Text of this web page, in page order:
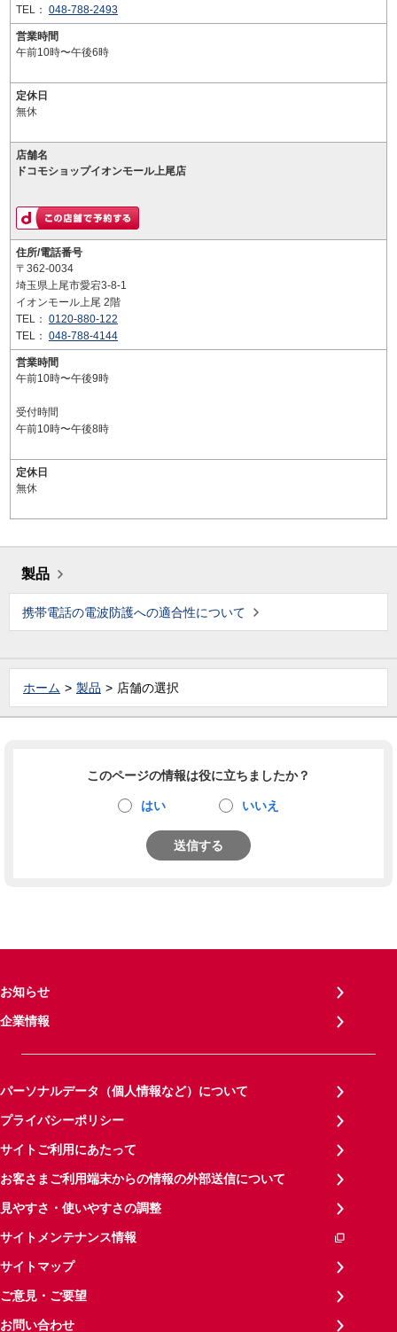
TEL： 048-788-2493
営業時間
午前10時〜午後6時
定休日
無休
店舗名
ドコモショップイオンモール上尾店
住所/電話番号
〒362-0034
埼玉県上尾市愛宕3-8-1
イオンモール上尾 2階
TEL： 0120-880-122
TEL： 048-788-4144
営業時間
午前10時〜午後9時
受付時間
午前10時〜午後8時
定休日
無休
製品
携帯電話の電波防護への適合性について
ホーム 製品 店舗の選択
このページの情報は役に立ちましたか？
はい いいえ
送信する
お知らせ
企業情報
パーソナルデータ（個人情報など）について
プライバシーポリシー
サイトご利用にあたって
お客さまご利用端末からの情報の外部送信について
見やすさ・使いやすさの調整
サイトメンテナンス情報
サイトマップ
ご意見・ご要望
お問い合わせ